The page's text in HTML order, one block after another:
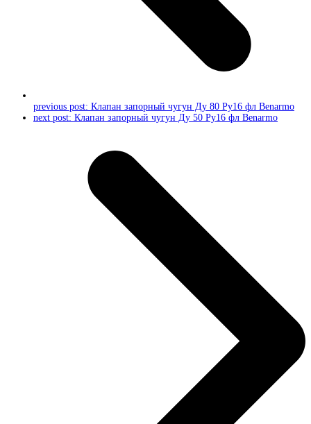
previous post: Клапан запорный чугун Ду 80 Ру16 фл Benarmo
next post: Клапан запорный чугун Ду 50 Ру16 фл Benarmo